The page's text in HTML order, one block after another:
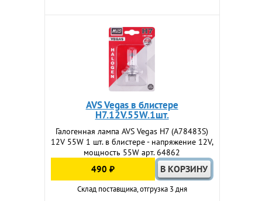
AVS Vegas в блистере
H7.12V.55W.1шт.
Галогенная лампа AVS Vegas H7 (A78483S)
12V 55W 1 шт. в блистере - напряжение 12V,
мощность 55W арт. 64862
490 ₽
Склад поставщика, отгрузка 3 дня